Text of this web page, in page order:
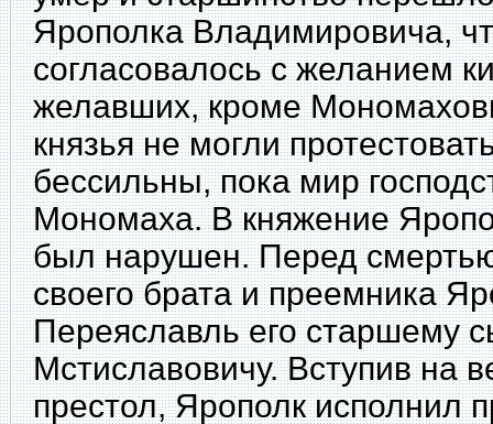
Ярополка Владимировича,
согласовалось с желанием
желавших, кроме
князья не могли
бессильны, пока мир
Мономаха. В княжение
был нарушен. Перед
своего брата и преемника
Переяславль его старшему
Мстиславовичу. Вступив на
престол, Ярополк исполнил